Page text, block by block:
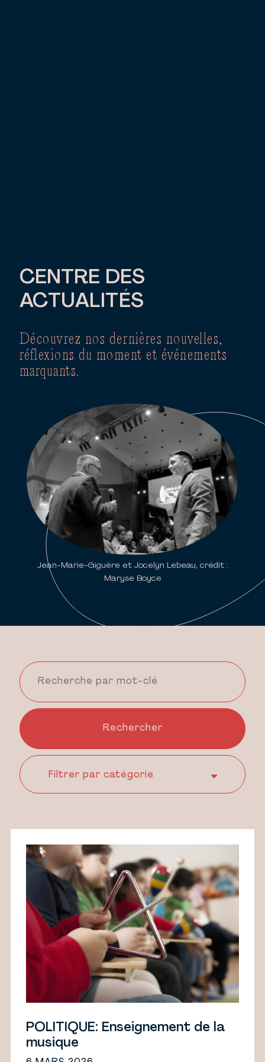
CENTRE DES
ACTUALITÉS
Découvrez nos dernières nouvelles,
réflexions du moment et événements
marquants.
Jean-Marie-Giguère et Jocelyn Lebeau, crédit :
Maryse Boyce
POLITIQUE: Enseignement de la
musique